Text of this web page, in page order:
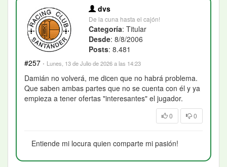
dvs
De la cuna hasta el cajón!
Categoría: Titular
Desde: 8/8/2006
Posts: 8.481
#257 · Lunes, 13 de Julio de 2026 a las 14:23
Damián no volverá, me dicen que no habrá problema.
Que saben ambas partes que no se cuenta con él y ya
empieza a tener ofertas "interesantes" el jugador.
0 0
Entiende mi locura quien comparte mi pasión!